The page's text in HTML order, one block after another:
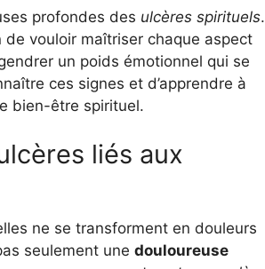
profondes des ulcères spirituels.
vouloir maîtriser chaque aspect
un poids émotionnel qui se
ces signes et d’apprendre à
bien-être spirituel.
liés aux
ne se transforment en douleurs
seulement une douloureuse